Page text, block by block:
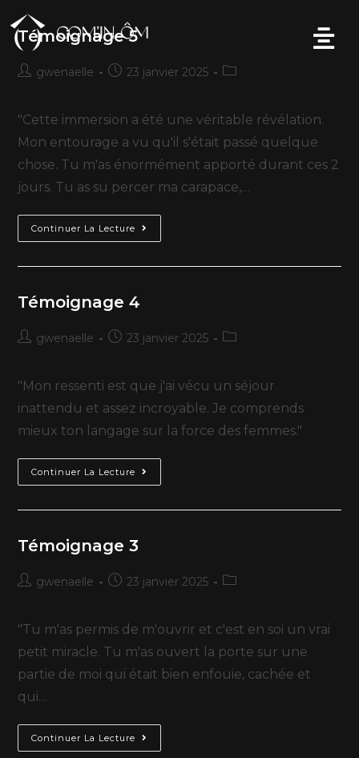
Témoignage 5
gwenaelle 23 janvier 2025
"Cette immersion a été une véritable révélation.
Mon entourage a vu qu'il s'était passé quelque
chose. Tu m'as énormément apporté durant ces 2
jours. Tu as su percer ma carapace,…
Continuer La Lecture
Témoignage 4
gwenaelle 23 janvier 2025
"Mon ressenti est que j'ai vécu un séjour
inattendu et assez incroyable. Je comprends
mieux ton langage sur la force des femmes."
Continuer La Lecture
Témoignage 3
gwenaelle 23 janvier 2025
"Tu m'as permis de m'ouvrir et c'est en soi un vrai
petit miracle. Tu m'as ouvert la porte sur une
partie de moi qui était bien enfouie, cachée et
qui…
Continuer La Lecture